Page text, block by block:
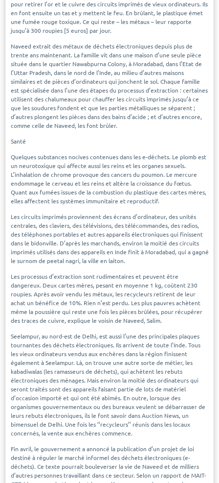
pour retirer l’or et le cuivre des circuits imprimés de vieux ordinateurs. Ils
en font ensuite un tas et y mettent le feu. En brûlant, le plastique émet
une fumée rouge toxique. Ce qui reste – les métaux – leur rapporte
jusqu’à 300 roupies [5 euros] par jour.
Naveed extrait des métaux de déchets électroniques depuis plus de
trente ans maintenant. La famille vit dans une maison d’une seule pièce
située dans le quartier Nawabpurna Colony, à Moradabad, dans l’Etat de
l’Uttar Pradesh, dans le nord de l’Inde, au milieu d’autres maisons
similaires et de pièces d’ordinateurs qui jonchent le sol. Chaque famille
est spécialisée dans l’une des étapes du processus d’extraction : certaines
utilisent des chalumeaux pour chauffer les circuits imprimés jusqu’à ce
que les soudures fondent et que les parties métalliques se séparent ;
d’autres plongent les pièces dans des bains d’acide ; et d’autres encore,
comme celle de Naveed, les font brûler.
Santé
Quelques substances nocives contenues dans les e-déchets. Le plomb est
un neurotoxique qui affecte aussi les reins et les organes sexuels.
L’inhalation de chrome provoque des cancers du poumon. Le mercure
endommage le cerveau et les reins et altère la croissance du fœtus.
Quant aux fumées issues de la combustion du plastique des cartes mères,
elles affectent les systèmes immunitaire et reproductif.
Les circuits imprimés proviennent des écrans d’ordinateur, des unités
centrales, des claviers, des télévisions, des télécommandes, des radios,
des téléphones portables et autres appareils électroniques qui finissent
dans le bidonville. D’après les marchands, environ la moitié des circuits
imprimés utilisés dans des appareils en Inde finit à Moradabad, qui a gagné
le surnom de peetal nagri, la ville en laiton.
Les processus d’extraction sont rudimentaires et peuvent être
dangereux. Deux cartes mères, pesant en moyenne 1 kg, coûtent 230
roupies. Après avoir vendu les métaux, les recycleurs retirent de leur
achat un bénéfice de 10%. Rien n’est perdu. Les plus pauvres achètent
même la poussière qui reste une fois les pièces brûlées, pour récupérer
des traces de cuivre, explique le voisin de Naveed, Salim.
Seelampur, au nord-est de Delhi, est aussi l’une des principales plaques
tournantes des déchets électroniques. Ils arrivent de toute l’Inde. Tous
les vieux ordinateurs vendus aux enchères dans la région finissent
également à Seelampur. Là, on trouve une autre sorte de métier, les
kabadiwalas (les ramasseurs de déchets), qui achètent les rebuts
électroniques des ménages. Mais environ la moitié des ordinateurs qui
seront traités sont des appareils faisant partie de lots de matériel
d’occasion importé et qui ont été abîmés. En outre, lorsque des
organismes gouvernementaux ou des bureaux veulent se débarrasser de
leurs rebuts électroniques, ils le font savoir dans Auction News, un
bimensuel de Delhi. Une fois les ‘‘recycleurs’’ réunis dans les locaux
concernés, la vente aux enchères commence.
Fin avril, le gouvernement a annoncé la publication d’un projet de loi
destiné à réguler le marché informel des déchets électroniques (e-
déchets). Ce texte pourrait bouleverser la vie de Naveed et de milliers
d’autres personnes travaillant dans ce secteur. Selon un rapport de MAIT-